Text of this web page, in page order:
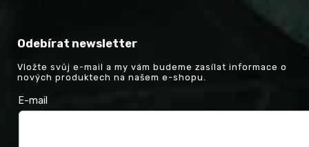
Odebírat newsletter
Vložte svůj e-mail a my vám budeme zasílat informace o
nových produktech na našem e-shopu.
E-mail